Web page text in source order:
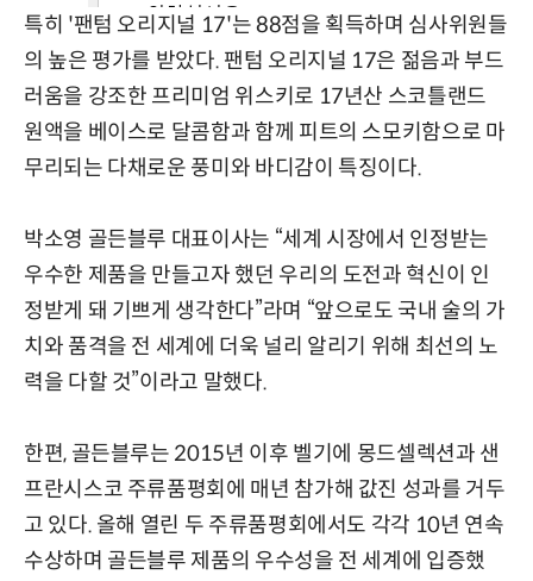
특히 '팬텀 오리지널 17'는 88점을 획득하며 심사위원들
의 높은 평가를 받았다. 팬텀 오리지널 17은 젊음과 부드
러움을 강조한 프리미엄 위스키로 17년산 스코틀랜드
원액을 베이스로 달콤함과 함께 피트의 스모키함으로 마
무리되는 다채로운 풍미와 바디감이 특징이다.
박소영 골든블루 대표이사는 “세계 시장에서 인정받는
우수한 제품을 만들고자 했던 우리의 도전과 혁신이 인
정받게 돼 기쁘게 생각한다”라며 “앞으로도 국내 술의 가
치와 품격을 전 세계에 더욱 널리 알리기 위해 최선의 노
력을 다할 것”이라고 말했다.
한편, 골든블루는 2015년 이후 벨기에 몽드셀렉션과 샌
프란시스코 주류품평회에 매년 참가해 값진 성과를 거두
고 있다. 올해 열린 두 주류품평회에서도 각각 10년 연속
수상하며 골든블루 제품의 우수성을 전 세계에 입증했